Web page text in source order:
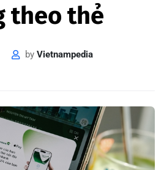
theo thẻ
by Vietnampedia